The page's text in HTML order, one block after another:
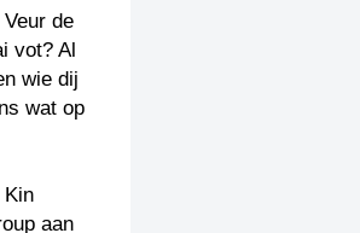
de
vot? Al
wie dij
wat op
Kin
aan